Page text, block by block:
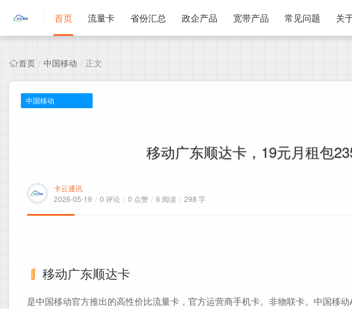
首页 流量卡 省份汇总 政企产品 宽带产品 常见问题 关
首页 / 中国移动 / 正文
中国移动
移动广东顺达卡，19元月租包
卡云通讯
2026-05-19 / 0 评论 / 0 点赞 / 6 阅读 / 298 字
移动广东顺达卡
是中国移动官方推出的高性价比流量卡，官方运营商手机卡。非物联卡。中国移